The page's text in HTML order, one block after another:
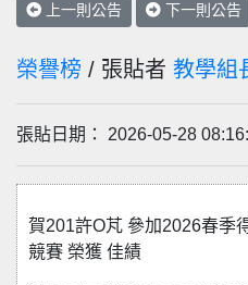
上一則公告 下一則公告
榮譽榜 / 張貼者 教學組
張貼日期： 2026-05-28
賀201許O芃 參加2026春季
競賽 榮獲 佳績